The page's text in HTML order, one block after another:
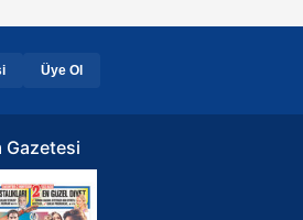
Üye Ol
Gazetesi